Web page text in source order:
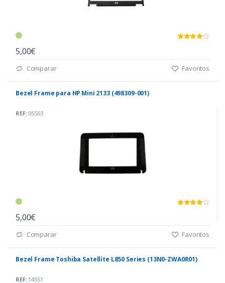
5,00€
Comparar Favoritos
Bezel Frame para HP Mini 2133 (498309-001)
REF:05503
5,00€
Comparar Favoritos
Bezel Frame Toshiba Satellite L850 Series (13N0-ZWA0R01)
REF:14551